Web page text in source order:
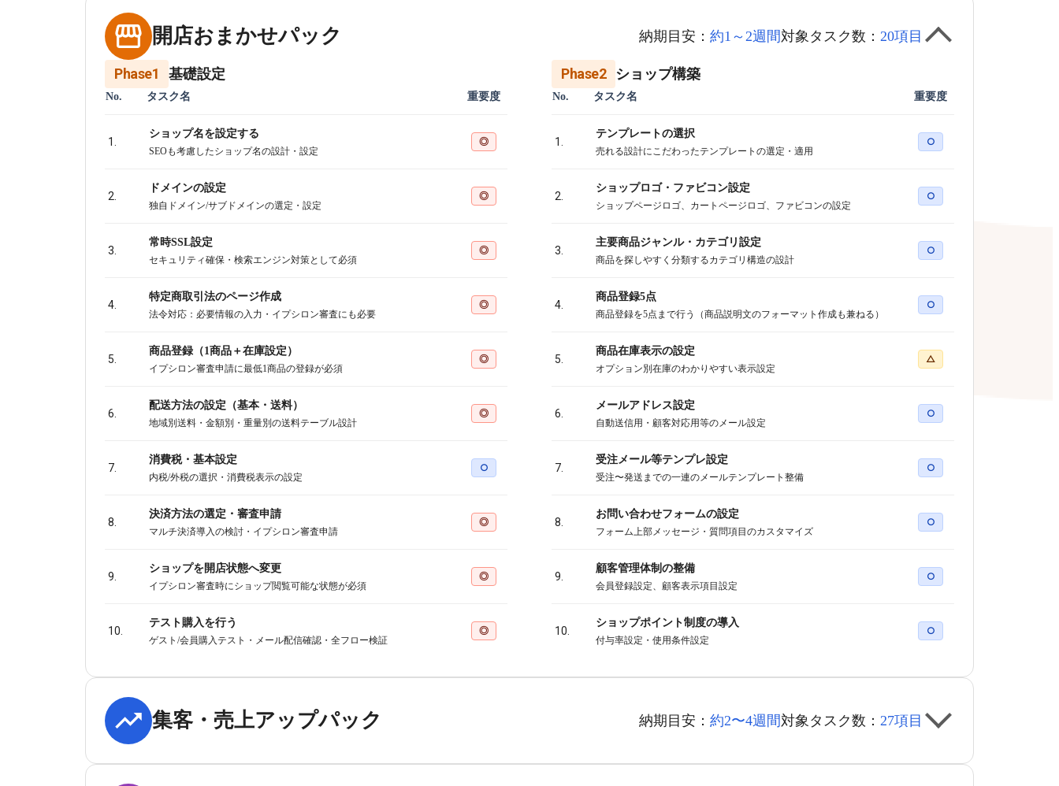
開店おまかせパック 納期目安： 約1～2週間対象タスク数： 20項目
Phase1 基礎設定
No. タスク名 重要度
1.
ショップ名を設定する
SEOも考慮したショップ名の設計・設定
◎
2.
ドメインの設定
独自ドメイン/サブドメインの選定・設定
◎
3.
常時SSL設定
セキュリティ確保・検索エンジン対策として必須
◎
4.
特定商取引法のページ作成
法令対応：必要情報の入力・イプシロン審査にも必要
◎
5.
商品登録（1商品＋在庫設定）
イプシロン審査申請に最低1商品の登録が必須
◎
6.
配送方法の設定（基本・送料）
地域別送料・金額別・重量別の送料テーブル設計
◎
7.
消費税・基本設定
内税/外税の選択・消費税表示の設定
○
8.
決済方法の選定・審査申請
マルチ決済導入の検討・イプシロン審査申請
◎
9.
ショップを開店状態へ変更
イプシロン審査時にショップ閲覧可能な状態が必須
◎
10.
テスト購入を行う
ゲスト/会員購入テスト・メール配信確認・全フロー検証
◎
Phase2 ショップ構築
No. タスク名 重要度
1.
テンプレートの選択
売れる設計にこだわったテンプレートの選定・適用
○
2.
ショップロゴ・ファビコン設定
ショップページロゴ、カートページロゴ、ファビコンの設定
○
3.
主要商品ジャンル・カテゴリ設定
商品を探しやすく分類するカテゴリ構造の設計
○
4.
商品登録5点
商品登録を5点まで行う（商品説明文のフォーマット作成も兼ねる）
○
5.
商品在庫表示の設定
オプション別在庫のわかりやすい表示設定
△
6.
メールアドレス設定
自動送信用・顧客対応用等のメール設定
○
7.
受注メール等テンプレ設定
受注〜発送までの一連のメールテンプレート整備
○
8.
お問い合わせフォームの設定
フォーム上部メッセージ・質問項目のカスタマイズ
○
9.
顧客管理体制の整備
会員登録設定、顧客表示項目設定
○
10.
ショップポイント制度の導入
付与率設定・使用条件設定
○
集客・売上アップパック 納期目安： 約2〜4週間対象タスク数： 27項目